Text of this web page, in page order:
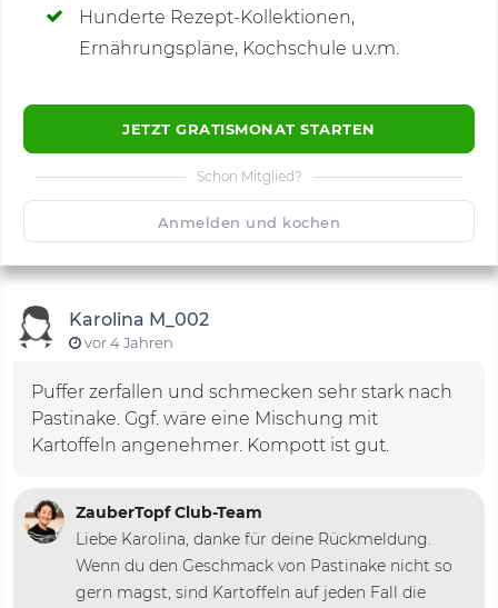
Hunderte Rezept-Kollektionen,
Ernährungspläne, Kochschule u.v.m.
JETZT GRATISMONAT STARTEN
Schon Mitglied?
Anmelden und kochen
Kommentare(1)
🙂 Speichern
Karolina M_002
vor 4 Jahren
Puffer zerfallen und schmecken sehr stark nach
Pastinake. Ggf. wäre eine Mischung mit
Kartoffeln angenehmer. Kompott ist gut.
ZauberTopf Club-Team
Liebe Karolina, danke für deine Rückmeldung.
Wenn du den Geschmack von Pastinake nicht so
gern magst, sind Kartoffeln auf jeden Fall die